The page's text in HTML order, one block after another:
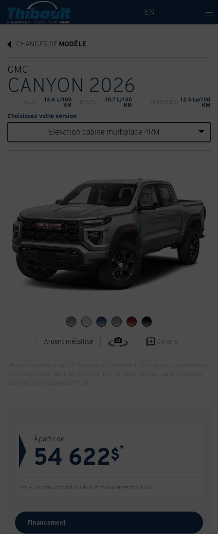
EN
CHANGER DE MODÈLE
GMC
CANYON 2026
13.6 L/100
KM
10.7 L/100
KM COMBINÉE: 12.3 Le/100
KM
Choisissez votre version
Elevation cabine multiplace 4RM
Argent métallisé Galerie
À partir de
54 622$*
TPS + TVQ, frais d'immatriculation et d'assurances non inclus.
Financement